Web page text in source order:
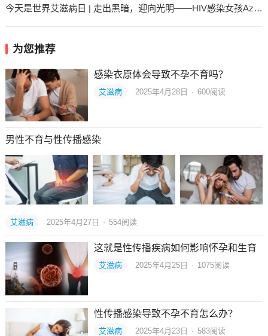
今天是世界艾滋病日 | 走出黑暗，迎向光明——HIV感染女孩Azima的励志故事
为您推荐
感染衣原体会导致不孕不育吗？
艾滋病 2025年4月28日 · 600阅读
男性不育与性传播感染
艾滋病 2025年4月27日 · 554阅读
这就是性传播疾病如何影响怀孕和生育
艾滋病 2025年4月25日 · 1075阅读
性传播感染导致不孕不育怎么办？
艾滋病 2025年4月23日 · 583阅读